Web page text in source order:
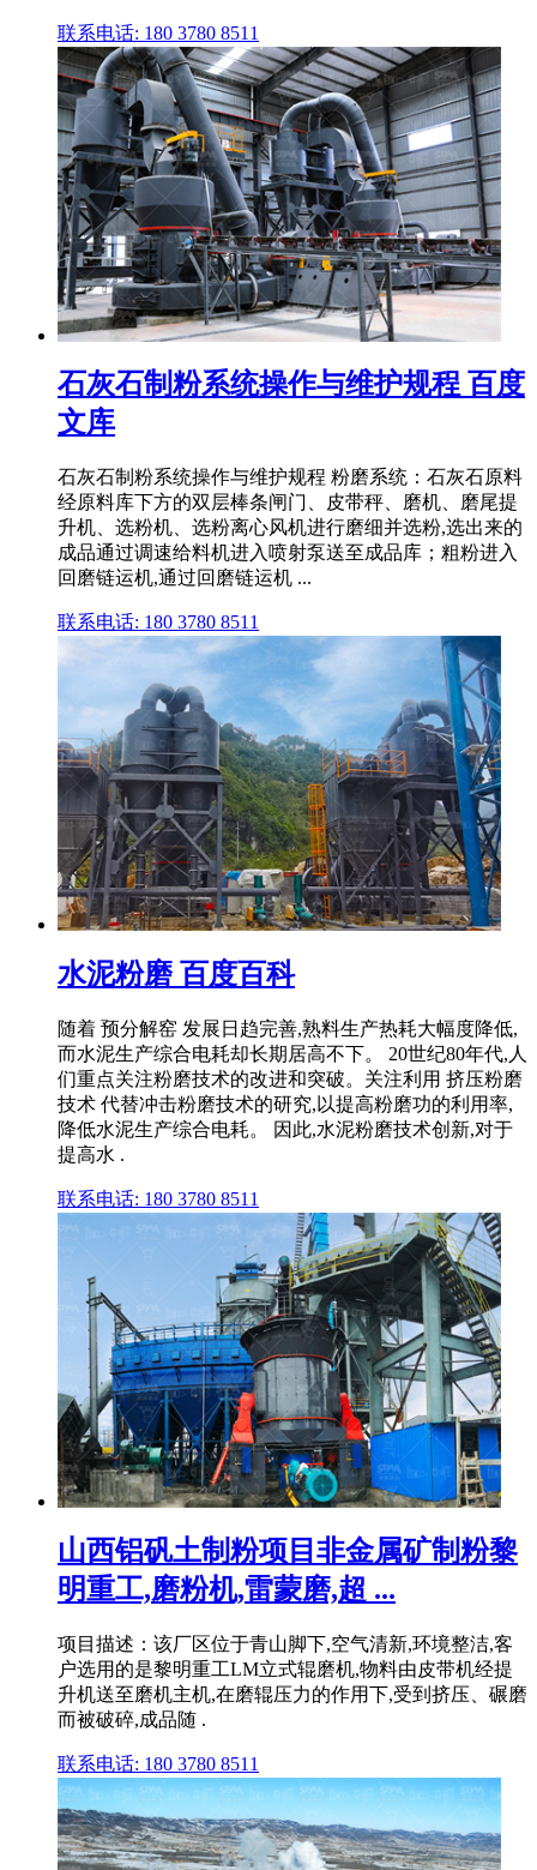
联系电话: 180 3780 8511
石灰石制粉系统操作与维护规程 百度
文库
石灰石制粉系统操作与维护规程 粉磨系统：石灰石原料
经原料库下方的双层棒条闸门、皮带秤、磨机、磨尾提
升机、选粉机、选粉离心风机进行磨细并选粉,选出来的
成品通过调速给料机进入喷射泵送至成品库；粗粉进入
回磨链运机,通过回磨链运机 ...
联系电话: 180 3780 8511
水泥粉磨 百度百科
随着 预分解窑 发展日趋完善,熟料生产热耗大幅度降低,
而水泥生产综合电耗却长期居高不下。 20世纪80年代,人
们重点关注粉磨技术的改进和突破。关注利用 挤压粉磨
技术 代替冲击粉磨技术的研究,以提高粉磨功的利用率,
降低水泥生产综合电耗。 因此,水泥粉磨技术创新,对于
提高水 .
联系电话: 180 3780 8511
山西铝矾土制粉项目非金属矿制粉黎
明重工,磨粉机,雷蒙磨,超 ...
项目描述：该厂区位于青山脚下,空气清新,环境整洁,客
户选用的是黎明重工LM立式辊磨机,物料由皮带机经提
升机送至磨机主机,在磨辊压力的作用下,受到挤压、碾磨
而被破碎,成品随 .
联系电话: 180 3780 8511